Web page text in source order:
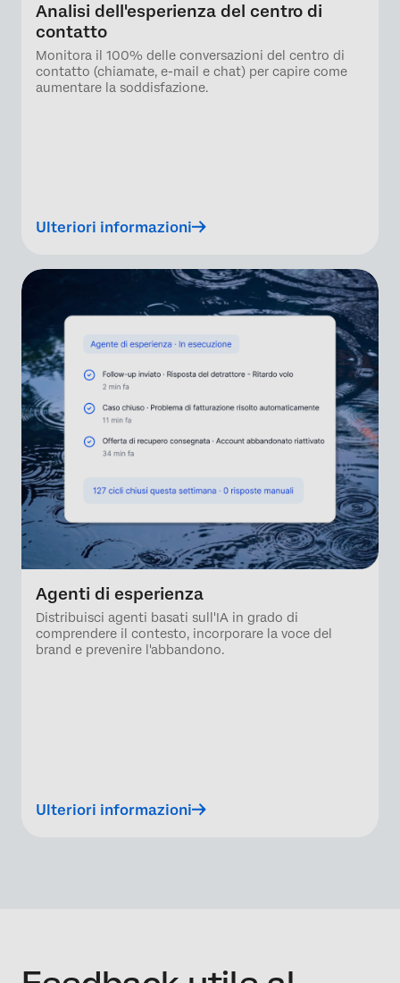
Analisi dell'esperienza del centro di
contatto
Monitora il 100% delle conversazioni del centro di
contatto (chiamate, e-mail e chat) per capire come
aumentare la soddisfazione.
Ulteriori informazioni
Agenti di esperienza
Distribuisci agenti basati sull'IA in grado di
comprendere il contesto, incorporare la voce del
brand e prevenire l'abbandono.
Ulteriori informazioni